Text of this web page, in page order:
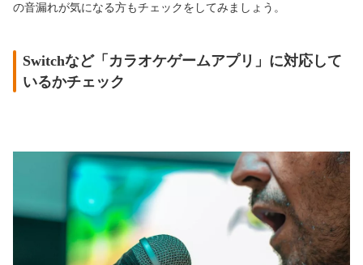
の音漏れが気になる方もチェックをしてみましょう。
Switchなど「カラオケゲームアプリ」に対応して
いるかチェック